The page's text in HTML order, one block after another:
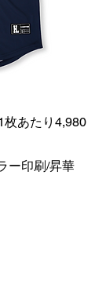
枚あたり4,980
ー印刷/昇華